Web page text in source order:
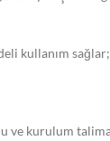
kullanım
ve kurulum